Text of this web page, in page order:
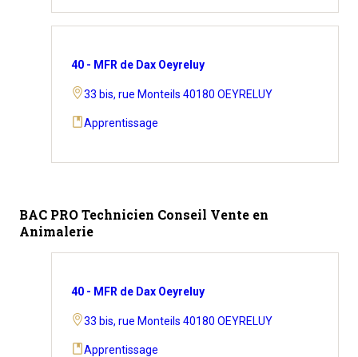
40 - MFR de Dax Oeyreluy
33 bis, rue Monteils 40180 OEYRELUY
Apprentissage
BAC PRO Technicien Conseil Vente en
Animalerie
40 - MFR de Dax Oeyreluy
33 bis, rue Monteils 40180 OEYRELUY
Apprentissage